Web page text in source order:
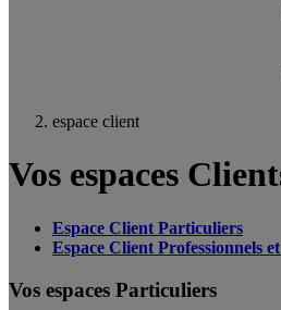
espace client
Vos espaces
Espace Client Particuliers
Espace Client Professionnels
Vos espaces Particuliers